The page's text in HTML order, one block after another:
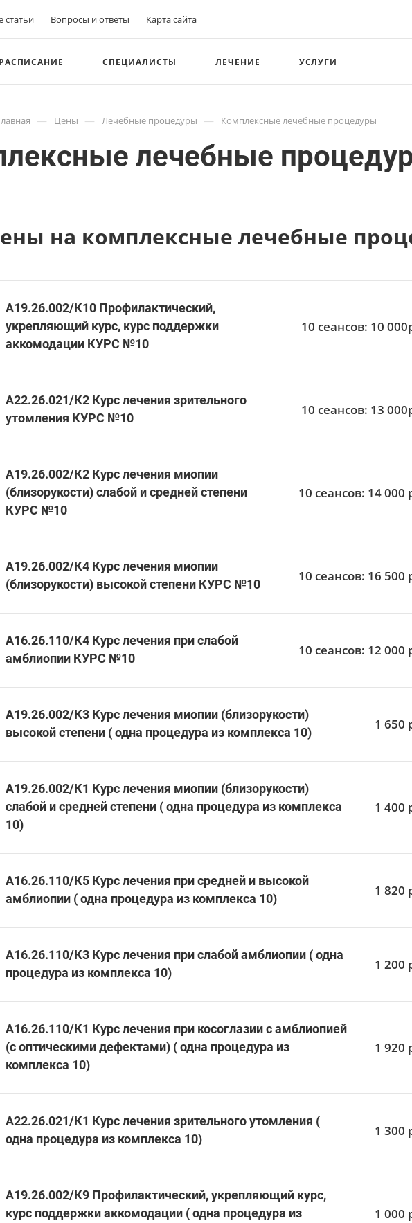
статьи Вопросы и ответы Карта сайта
РАСПИСАНИЕ СПЕЦИАЛИСТЫ ЛЕЧЕНИЕ УСЛУГИ
— Цены — Лечебные процедуры — Комплексные лечебные процедуры
лечебные
на комплексные лечебные
A19.26.002/К10 Профилактический,
укрепляющий курс, курс поддержки
аккомодации КУРС №10
10 сеансов: 10 000
A22.26.021/К2 Курс лечения зрительного
утомления КУРС №10
10 сеансов: 13 000
А19.26.002/К2 Курс лечения миопии
(близорукости) слабой и средней степени
КУРС №10
10 сеансов: 14 000
А19.26.002/К4 Курс лечения миопии
(близорукости) высокой степени КУРС №10
10 сеансов: 16 500
А16.26.110/К4 Курс лечения при слабой
амблиопии КУРС №10
10 сеансов: 12 000
А19.26.002/К3 Курс лечения миопии (близорукости)
высокой степени ( одна процедура из комплекса 10)
1 650
А19.26.002/К1 Курс лечения миопии (близорукости)
слабой и средней степени ( одна процедура из комплекса
10)
1 400
А16.26.110/К5 Курс лечения при средней и высокой
амблиопии ( одна процедура из комплекса 10)
1 820
А16.26.110/К3 Курс лечения при слабой амблиопии ( одна
процедура из комплекса 10)
1 200
А16.26.110/К1 Курс лечения при косоглазии с амблиопией
(с оптическими дефектами) ( одна процедура из
комплекса 10)
1 920
A22.26.021/К1 Курс лечения зрительного утомления (
одна процедура из комплекса 10)
1 300
A19.26.002/К9 Профилактический, укрепляющий курс,
курс поддержки аккомодации ( одна процедура из
1 000